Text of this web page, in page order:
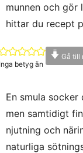
munnen och gör
hittar du recept
betyg än
Gå till
En smula
men samtidigt
njutning och
naturliga